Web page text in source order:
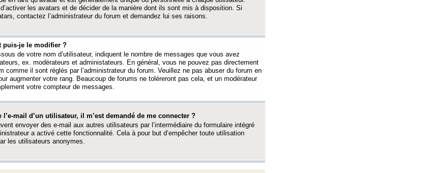
les avatars et de décider de la manière dont ils sont mis à disposition. Si
contactez l’administrateur du forum et demandez lui ses raisons.
puis-je le modifier ?
de votre nom d’utilisateur, indiquent le nombre de messages que vous avez
ex. modérateurs et administateurs. En général, vous ne pouvez pas directement
comme il sont réglés par l’administrateur du forum. Veuillez ne pas abuser du forum en
augmenter votre rang. Beaucoup de forums ne toléreront pas cela, et un modérateur
votre compteur de messages.
mail d’un utilisateur, il m’est demandé de me connecter ?
envoyer des e-mail aux autres utilisateurs par l’intermédiaire du formulaire intégré
a activé cette fonctionnalité. Cela à pour but d’empêcher toute utilisation
les utilisateurs anonymes.